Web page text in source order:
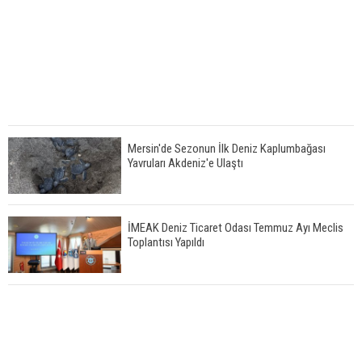
Mersin'de Sezonun İlk Deniz Kaplumbağası
Yavruları Akdeniz'e Ulaştı
İMEAK Deniz Ticaret Odası Temmuz Ayı Meclis
Toplantısı Yapıldı